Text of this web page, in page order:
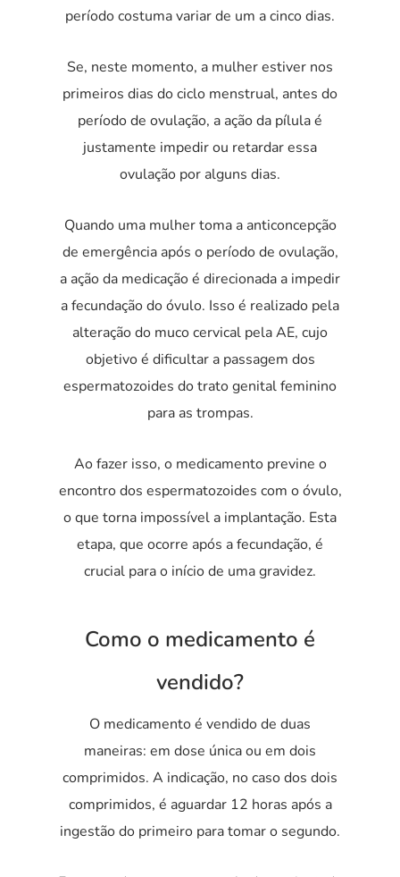
período costuma variar de um a cinco dias.
Se, neste momento, a mulher estiver nos
primeiros dias do ciclo menstrual, antes do
período de ovulação, a ação da pílula é
justamente impedir ou retardar essa
ovulação por alguns dias.
Quando uma mulher toma a anticoncepção
de emergência após o período de ovulação,
a ação da medicação é direcionada a impedir
a fecundação do óvulo. Isso é realizado pela
alteração do muco cervical pela AE, cujo
objetivo é dificultar a passagem dos
espermatozoides do trato genital feminino
para as trompas.
Ao fazer isso, o medicamento previne o
encontro dos espermatozoides com o óvulo,
o que torna impossível a implantação. Esta
etapa, que ocorre após a fecundação, é
crucial para o início de uma gravidez.
Como o medicamento é
vendido?
O medicamento é vendido de duas
maneiras: em dose única ou em dois
comprimidos. A indicação, no caso dos dois
comprimidos, é aguardar 12 horas após a
ingestão do primeiro para tomar o segundo.